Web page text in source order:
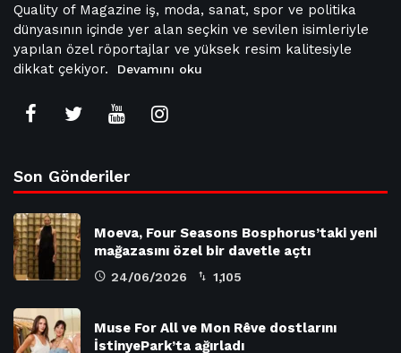
Quality of Magazine iş, moda, sanat, spor ve politika
dünyasının içinde yer alan seçkin ve sevilen isimleriyle
yapılan özel röportajlar ve yüksek resim kalitesiyle
dikkat çekiyor.
Devamını oku
Son Gönderiler
Moeva, Four Seasons Bosphorus’taki yeni
mağazasını özel bir davetle açtı
24/06/2026 1,105
Muse For All ve Mon Rêve dostlarını
İstinyePark’ta ağırladı